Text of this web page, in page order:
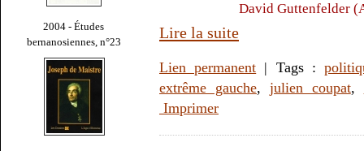
2004 - Études
bernanosiennes, n°23
David Guttenfelder
Lire la suite
Lien permanent | Tags :
extrême gauche, julien coupat,
Imprimer